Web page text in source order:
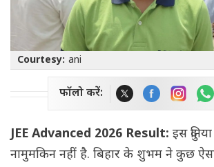
Courtesy: ani
फॉलो करें:
JEE Advanced 2026 Result: इस
नामुमकिन नहीं है. बिहार के शुभम ने कुछ